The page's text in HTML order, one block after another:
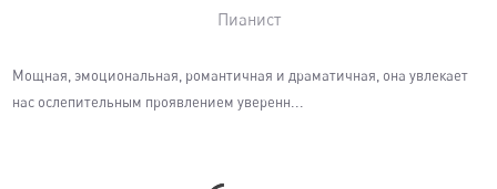
Пианист
Мощная, эмоциональная, романтичная и драматичная, она увлекает
нас ослепительным проявлением уверенн...